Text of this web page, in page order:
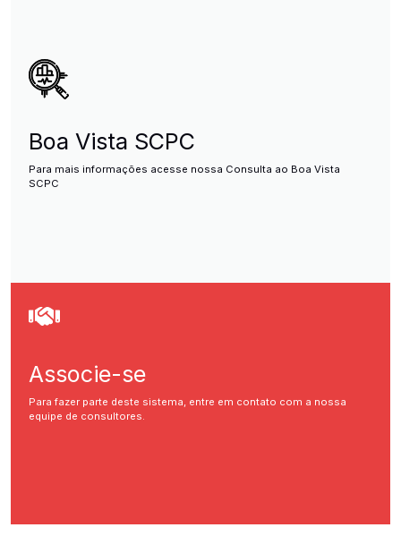
Boa Vista SCPC
Para mais informações acesse nossa Consulta ao Boa Vista
SCPC
Associe-se
Para fazer parte deste sistema, entre em contato com a nossa
equipe de consultores.